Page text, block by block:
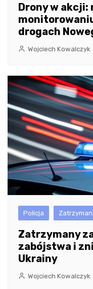
Drony w akcji:
drogach
Wojciech Kowalczyk
Policja
Zatrzymany
zabójstwa i
Ukrainy
Wojciech Kowalczyk